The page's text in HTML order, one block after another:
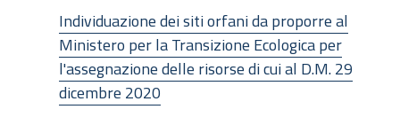
Individuazione dei siti orfani da proporre al
Ministero per la Transizione Ecologica per
l'assegnazione delle risorse di cui al D.M. 29
dicembre 2020